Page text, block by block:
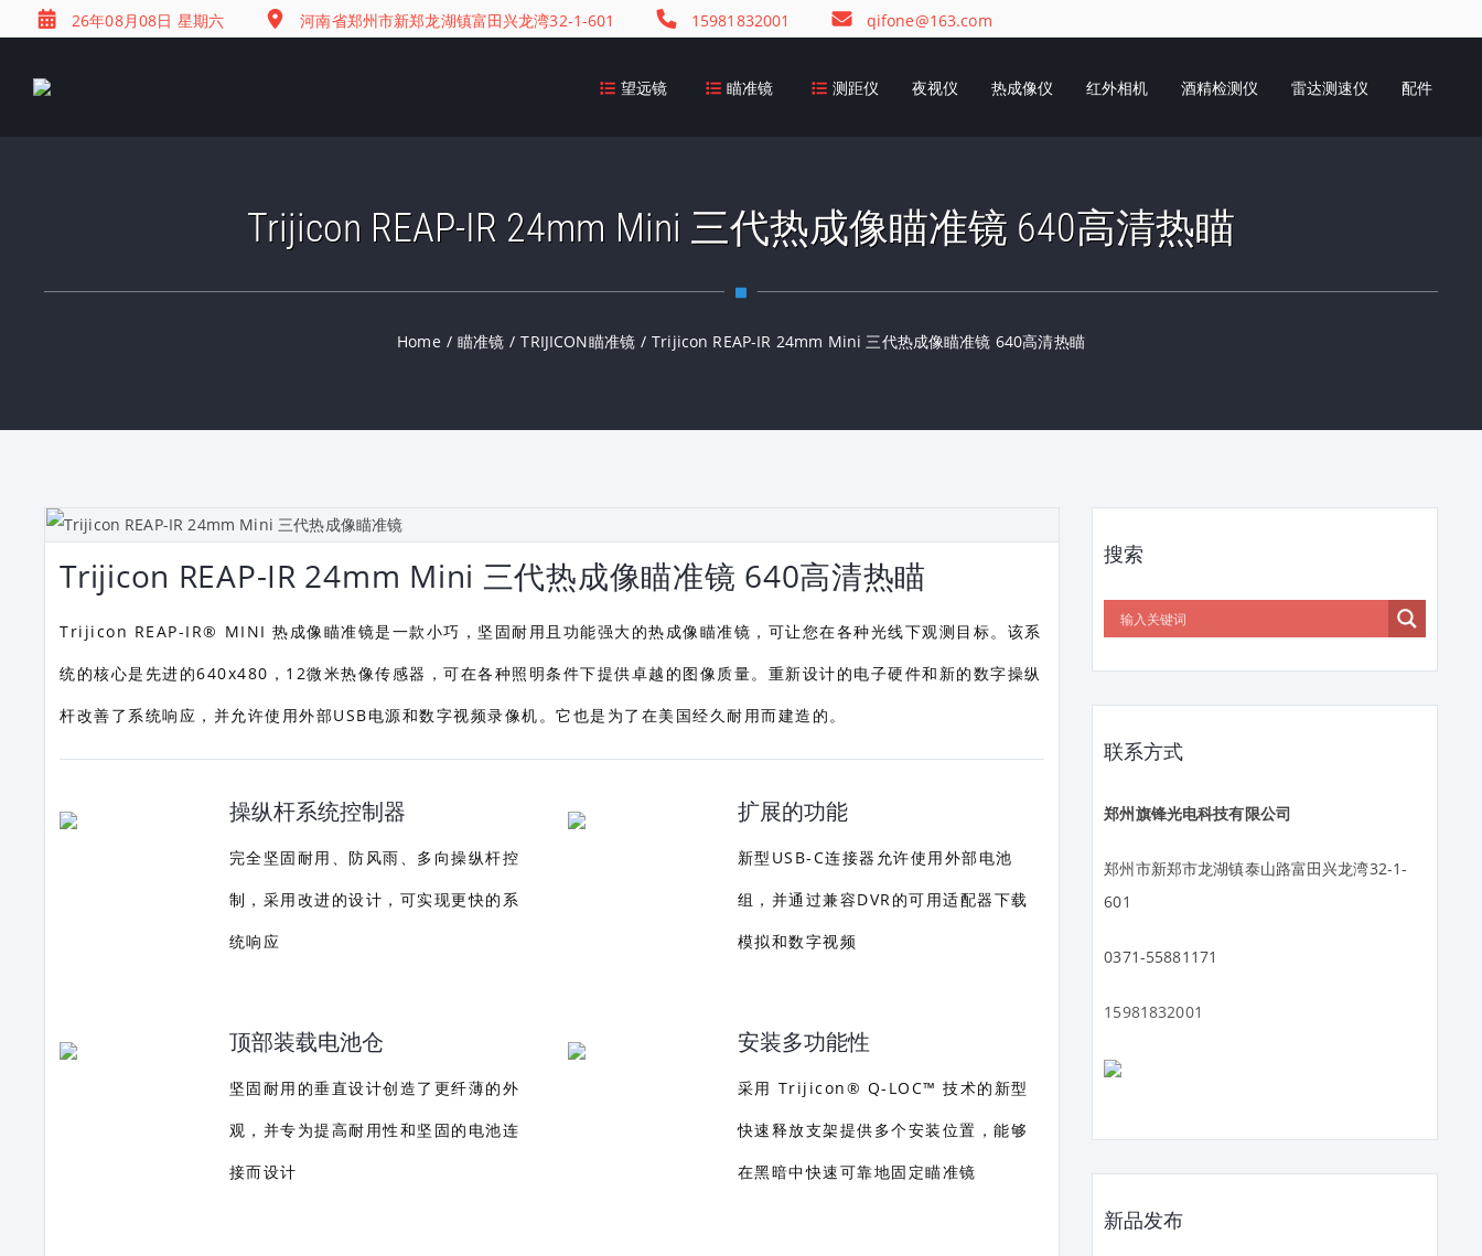
26年08月08日 星期六 河南省郑州市新郑龙湖镇富田兴龙湾32-1-601 15981832001 qifone@163.com
望远镜 瞄准镜 测距仪 夜视仪 热成像仪 红外相机 酒精检测仪 雷达测速仪 配件
Trijicon REAP-IR 24mm Mini 三代热成像瞄准镜 640高清热瞄
Home / 瞄准镜 / TRIJICON瞄准镜 / Trijicon REAP-IR 24mm Mini 三代热成像瞄准镜 640高清热瞄
Trijicon REAP-IR 24mm Mini 三代热成像瞄准镜 640高清热瞄
Trijicon REAP-IR® MINI 热成像瞄准镜是一款小巧，坚固耐用且功能强大的热成像瞄准镜，可让您在各种光线下观测目标。该系
统的核心是先进的640x480，12微米热像传感器，可在各种照明条件下提供卓越的图像质量。重新设计的电子硬件和新的数字操纵
杆改善了系统响应，并允许使用外部USB电源和数字视频录像机。它也是为了在美国经久耐用而建造的。
操纵杆系统控制器
完全坚固耐用、防风雨、多向操纵杆控
制，采用改进的设计，可实现更快的系
统响应
扩展的功能
新型USB-C连接器允许使用外部电池
组，并通过兼容DVR的可用适配器下载
模拟和数字视频
顶部装载电池仓
坚固耐用的垂直设计创造了更纤薄的外
观，并专为提高耐用性和坚固的电池连
接而设计
安装多功能性
采用 Trijicon® Q-LOC™ 技术的新型
快速释放支架提供多个安装位置，能够
在黑暗中快速可靠地固定瞄准镜
搜索
联系方式
郑州旗锋光电科技有限公司
郑州市新郑市龙湖镇泰山路富田兴龙湾32-1-
601
0371-55881171
15981832001
新品发布